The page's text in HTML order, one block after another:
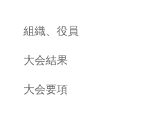
組織、役員
大会結果
大会要項